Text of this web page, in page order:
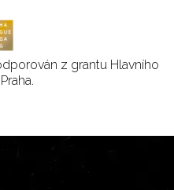
z grantu Hlavního